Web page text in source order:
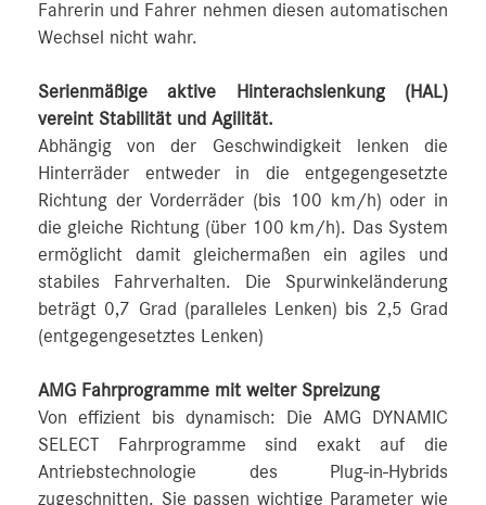
Fahrerin und Fahrer nehmen diesen automatischen
Wechsel nicht wahr.
Serienmäßige aktive Hinterachslenkung (HAL)
vereint Stabilität und Agilität.
Abhängig von der Geschwindigkeit lenken die
Hinterräder entweder in die entgegengesetzte
Richtung der Vorderräder (bis 100 km/h) oder in
die gleiche Richtung (über 100 km/h). Das System
ermöglicht damit gleichermaßen ein agiles und
stabiles Fahrverhalten. Die Spurwinkeländerung
beträgt 0,7 Grad (paralleles Lenken) bis 2,5 Grad
(entgegengesetztes Lenken)
AMG Fahrprogramme mit weiter Spreizung
Von effizient bis dynamisch: Die AMG DYNAMIC
SELECT Fahrprogramme sind exakt auf die
Antriebstechnologie des Plug-in-Hybrids
zugeschnitten. Sie passen wichtige Parameter wie